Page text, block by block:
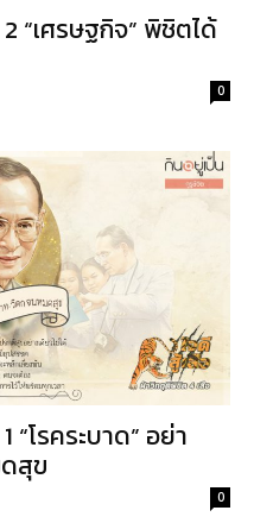
“เศรษฐกิจ” พิชิตได้
0
“โรคระบาด” อย่า
สุข
0